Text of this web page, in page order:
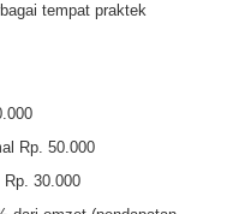
tempat praktek
Rp. 50.000
Rp. 30.000